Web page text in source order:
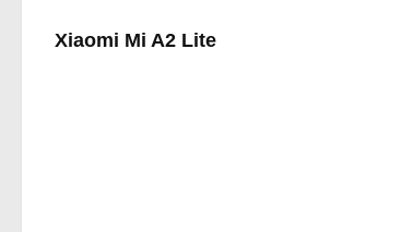
Xiaomi Mi A2 Lite